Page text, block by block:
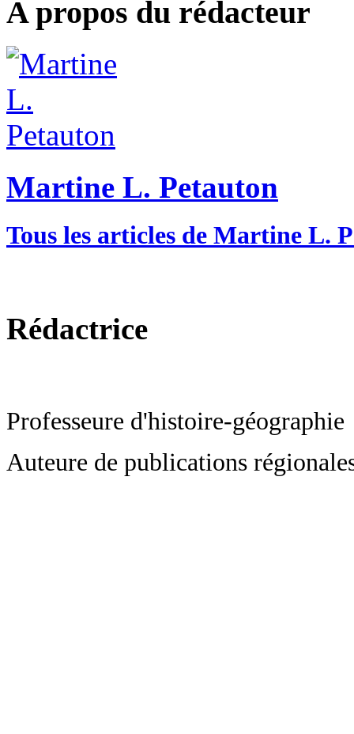
A propos du rédacteur
Martine L. Petauton
Tous les articles de Martine L.
Rédactrice
Professeure d'histoire-géographie
Auteure de publications